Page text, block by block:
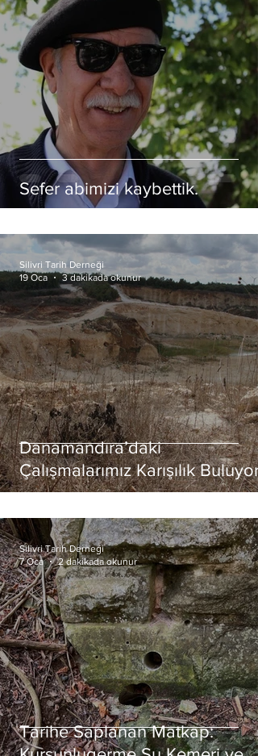
Sefer abimizi kaybettik.
Danamandıra’daki
Çalışmalarımız Karışılık Buluyor:
Silivri Belediyesi’nden
Silivri Tarih Derneği
19 Oca
3 dakikada okunur
Tarihe Saplanan Matkap:
Silivri Tarih Derneği
7 Oca
2 dakikada okunur